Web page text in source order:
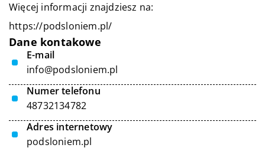
Więcej informacji znajdziesz na:
https://podsloniem.pl/
Dane kontakowe
E-mail
info@podsloniem.pl
Numer telefonu
48732134782
Adres internetowy
podsloniem.pl